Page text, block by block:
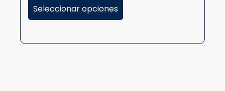
Seleccionar opciones